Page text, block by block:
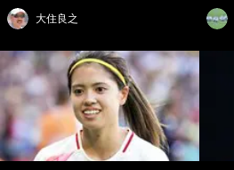
大住良之